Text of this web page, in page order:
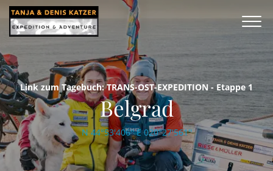
Link zum Tagebuch: TRANS-OST-EXPEDITION - Etappe 1
Belgrad
N 44°53'406'' E 020°27'561''